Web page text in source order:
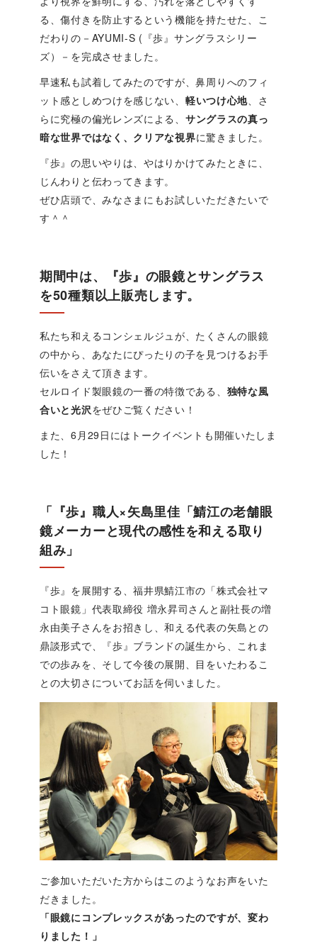
る、傷付きを防止するという機能を持たせた、こ
だわりの－AYUMI-S (『歩』サングラスシリー
ズ）－を完成させました。
早速私も試着してみたのですが、鼻周りへのフィ
ット感としめつけを感じない、 軽いつけ心地、さ
らに究極の偏光レンズによる、 サングラスの真っ
暗な世界ではなく、クリアな視界に驚きました。
『歩』の思いやりは、やはりかけてみたときに、
じんわりと伝わってきます。
ぜひ店頭で、みなさまにもお試しいただきたいで
す＾＾
期間中は、『歩』の眼鏡とサングラス
を50種類以上販売します。
私たち和えるコンシェルジュが、たくさんの眼鏡
の中から、あなたにぴったりの子を見つけるお手
伝いをさえて頂きます。
セルロイド製眼鏡の一番の特徴である、 独特な風
合いと光沢をぜひご覧ください！
また、6月29日にはトークイベントも開催いたしま
した！
「『歩』職人×矢島里佳「鯖江の老舗眼
鏡メーカーと現代の感性を和える取り
組み」
『歩』を展開する、福井県鯖江市の「株式会社マ
コト眼鏡」代表取締役 増永昇司さんと副社長の増
永由美子さんをお招きし、和える代表の矢島との
鼎談形式で、『歩』ブランドの誕生から、これま
での歩みを、そして今後の展開、目をいたわるこ
との大切さについてお話を伺いました。
ご参加いただいた方からはこのようなお声をいた
だきました。
「眼鏡にコンプレックスがあったのですが、変わ
りました！」